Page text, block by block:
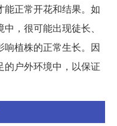
正常开花和结果。如
，很可能出现徒长、
植株的正常生长。因
的户外环境中，以保证